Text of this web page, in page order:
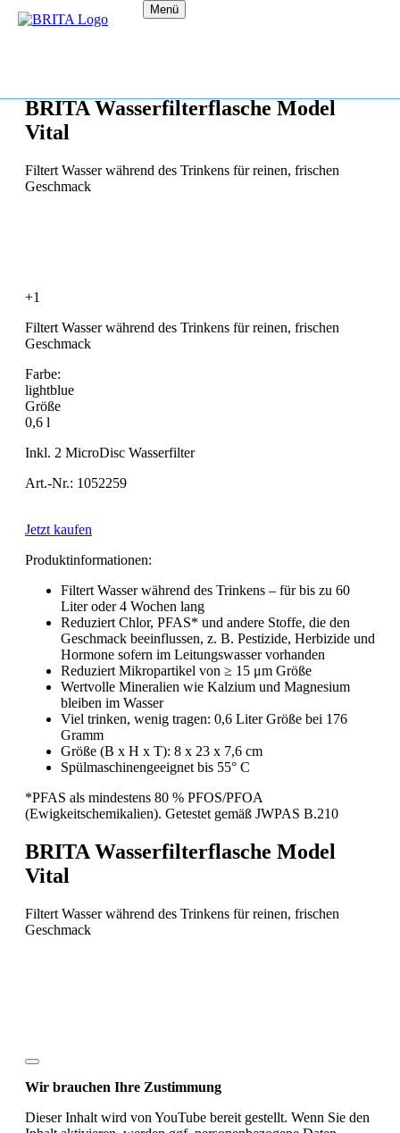
Menü
BRITA Wasserfilterflasche Model
Vital
Filtert Wasser während des Trinkens für reinen, frischen
Geschmack
+1
Filtert Wasser während des Trinkens für reinen, frischen
Geschmack
Farbe:
lightblue
Größe
0,6 l
Inkl. 2 MicroDisc Wasserfilter
Art.-Nr.: 1052259
Jetzt kaufen
Produktinformationen:
Filtert Wasser während des Trinkens – für bis zu 60
Liter oder 4 Wochen lang
Reduziert Chlor, PFAS* und andere Stoffe, die den
Geschmack beeinflussen, z. B. Pestizide, Herbizide und
Hormone sofern im Leitungswasser vorhanden
Reduziert Mikropartikel von ≥ 15 μm Größe
Wertvolle Mineralien wie Kalzium und Magnesium
bleiben im Wasser
Viel trinken, wenig tragen: 0,6 Liter Größe bei 176
Gramm
Größe (B x H x T): 8 x 23 x 7,6 cm
Spülmaschinengeeignet bis 55° C
*PFAS als mindestens 80 % PFOS/PFOA
(Ewigkeitschemikalien). Getestet gemäß JWPAS B.210
BRITA Wasserfilterflasche Model
Vital
Filtert Wasser während des Trinkens für reinen, frischen
Geschmack
Wir brauchen Ihre Zustimmung
Dieser Inhalt wird von YouTube bereit gestellt. Wenn Sie den